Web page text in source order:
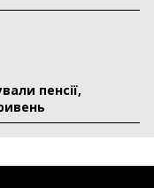
пенсії,